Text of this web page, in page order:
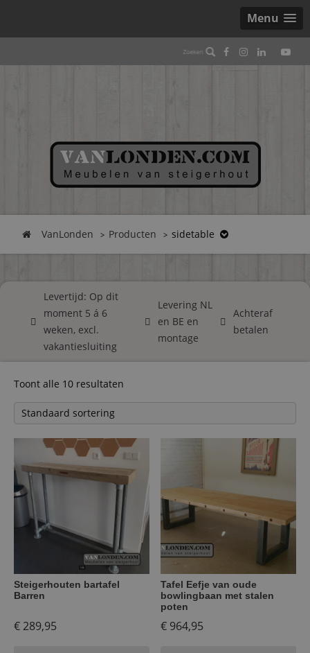
Menu
VanLonden Producten sidetable
Levertijd: Op dit
moment 5 á 6
weken, excl.
vakantiesluiting
Levering NL
en BE en
montage
Achteraf
betalen
Toont alle 10 resultaten
Steigerhouten bartafel
Barren
€289,95
Tafel Eefje van oude
bowlingbaan met stalen
poten
€ 964,95